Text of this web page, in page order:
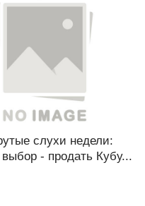
слухи недели:
выбор - продать Кубу...